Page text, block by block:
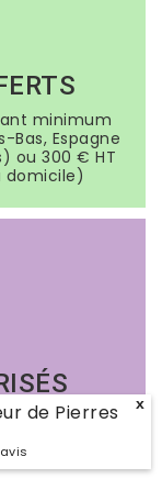
minimum
Bas, Espagne
ou 300 € HT
domicile)
de Pierres
avis
x